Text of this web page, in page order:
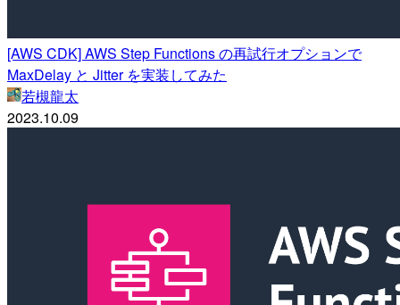
[AWS CDK] AWS Step Functions の再試行オプションで
MaxDelay と Jitter を実装してみた
若槻龍太
2023.10.09